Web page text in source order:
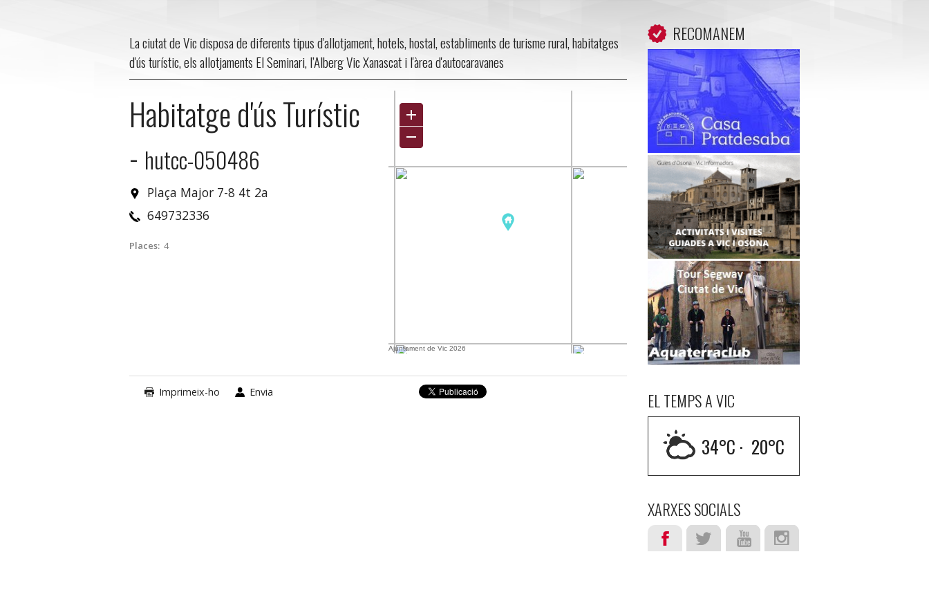
La ciutat de Vic disposa de diferents tipus d'allotjament, hotels, hostal, establiments de turisme rural, habitatges
d'ús turístic, els allotjaments El Seminari, l’Alberg Vic Xanascat i l'àrea d'autocaravanes
Habitatge d'ús Turístic
- hutcc-050486
Plaça Major 7-8 4t 2a
649732336
Places: 4
Ajuntament de Vic 2026
Imprimeix-ho Envia
RECOMANEM
EL TEMPS A VIC
34°C · 20°C
XARXES SOCIALS